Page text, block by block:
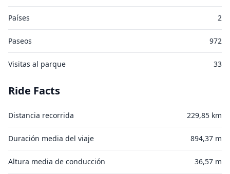
Países 2
Paseos 972
Visitas al parque 33
Ride Facts
Distancia recorrida 229,85 km
Duración media del viaje 894,37 m
Altura media de conducción 36,57 m